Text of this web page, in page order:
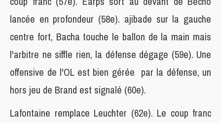
lancée en profondeur (58e). ajibade sur la gauche
centre fort, Bacha touche le ballon de la main mais
l'arbitre ne siffle rien, la défense dégage (59e). Une
offensive de l'OL est bien gérée par la défense, un
hors jeu de Brand est signalé (60e).
Lafontaine remplace Leuchter (62e). Le coup franc